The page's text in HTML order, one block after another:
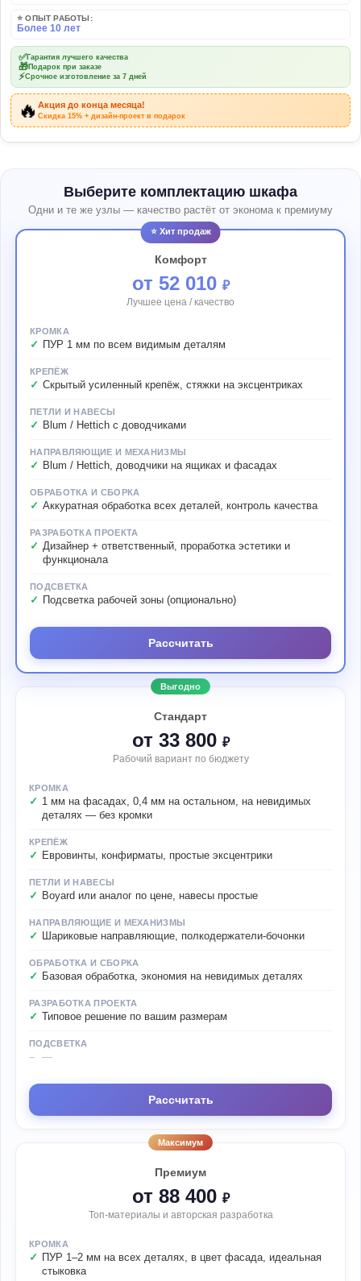
⭐ ОПЫТ РАБОТЫ:
Более 10 лет
✅Гарантия лучшего качества
🎁 Подарок при заказе
⚡Срочное изготовление за 7 дней
🔥Акция до конца месяца!
Скидка 15% + дизайн-проект в подарок
Выберите комплектацию шкафа
Одни и те же узлы — качество растёт от эконома к премиуму
Выгодно
Стандарт
от 33 800 ₽
Рабочий вариант по бюджету
КРОМКА
1 мм на фасадах, 0,4 мм на остальном, на невидимых
деталях — без кромки
КРЕПЁЖ
Евровинты, конфирматы, простые эксцентрики
ПЕТЛИ И НАВЕСЫ
Boyard или аналог по цене, навесы простые
НАПРАВЛЯЮЩИЕ И МЕХАНИЗМЫ
Шариковые направляющие, полкодержатели-бочонки
ОБРАБОТКА И СБОРКА
Базовая обработка, экономия на невидимых деталях
РАЗРАБОТКА ПРОЕКТА
Типовое решение по вашим размерам
ПОДСВЕТКА
—
Рассчитать
⭐ Хит продаж
Комфорт
от 52 010 ₽
Лучшее цена / качество
КРОМКА
ПУР 1 мм по всем видимым деталям
КРЕПЁЖ
Скрытый усиленный крепёж, стяжки на эксцентриках
ПЕТЛИ И НАВЕСЫ
Blum / Hettich с доводчиками
НАПРАВЛЯЮЩИЕ И МЕХАНИЗМЫ
Blum / Hettich, доводчики на ящиках и фасадах
ОБРАБОТКА И СБОРКА
Аккуратная обработка всех деталей, контроль качества
РАЗРАБОТКА ПРОЕКТА
Дизайнер + ответственный, проработка эстетики и
функционала
ПОДСВЕТКА
Подсветка рабочей зоны (опционально)
Рассчитать
Максимум
Премиум
от 88 400 ₽
Топ-материалы и авторская разработка
КРОМКА
ПУР 1–2 мм на всех деталях, в цвет фасада, идеальная
стыковка